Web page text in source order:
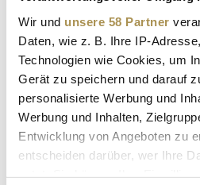
Wir und unsere 58 Partner
Daten, wie z. B. Ihre IP-
Technologien wie Cookies, um
Gerät zu speichern und darauf
personalisierte Werbung und
Werbung und Inhalten,
Entwicklung von Angeboten zu
entscheiden darüber, wer Ihre